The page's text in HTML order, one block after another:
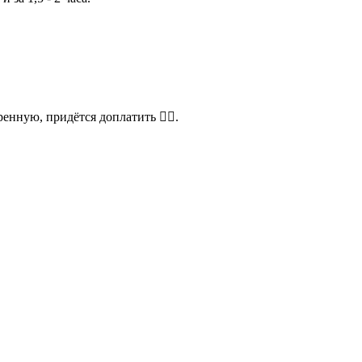
придётся доплатить 🤷‍♀️.